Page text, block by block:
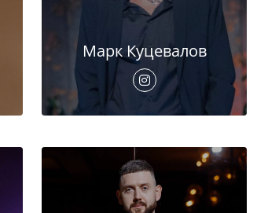
Марк Куцевалов